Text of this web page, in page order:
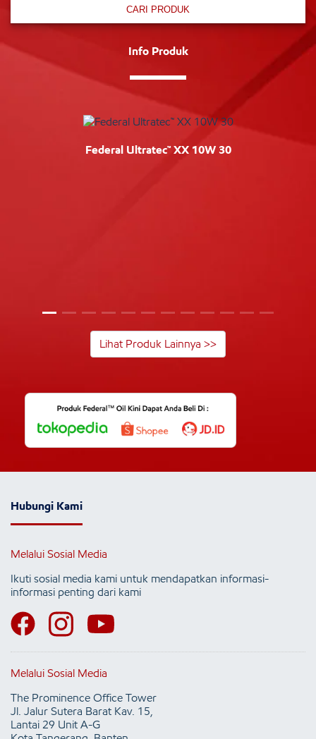
CARI PRODUK
Info Produk
Federal Ultratec™ XX 10W 30
Lihat Produk Lainnya >>
Hubungi Kami
Melalui Sosial Media
Ikuti sosial media kami untuk mendapatkan informasi-
informasi penting dari kami
Melalui Sosial Media
The Prominence Office Tower
Jl. Jalur Sutera Barat Kav. 15,
Lantai 29 Unit A-G